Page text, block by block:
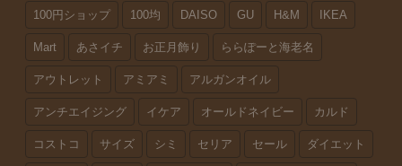
100円ショップ 100均 DAISO GU H&M IKEA
Mart あさイチ お正月飾り ららぽーと海老名
アウトレット アミアミ アルガンオイル
アンチエイジング イケア オールドネイビー カルド
コストコ サイズ シミ セリア セール ダイエット